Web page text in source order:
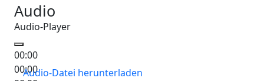
Audio
Audio-Player
00:00
00:00
Audio-Datei herunterladen